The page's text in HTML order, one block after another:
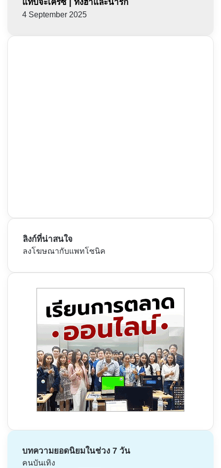
แทบจะเครซี่ | ทั้งฮาและน่ารัก
4 September 2025
ลิงก์ที่น่าสนใจ
ลงโฆษณากับแพทโซนิค
บทความยอดนิยมในช่วง 7 วัน
คนบันเทิง